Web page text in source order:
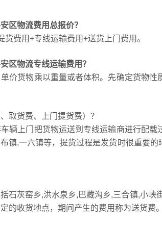
区物流费用总报价？
费用+专线运输费用+送货上门费用。
区物流专线运输费用？
价货物乘以重量或者体积。先确定货物
取货费、上门提货费）？
辆上门把货物运送到专线运输商进行配
镇,一六镇等，提货过程是发货时很重要
石灰窑乡,洪水泉乡,巴藏沟乡,三合镇,小
的收货地点，期间产生的费用称为送货费。